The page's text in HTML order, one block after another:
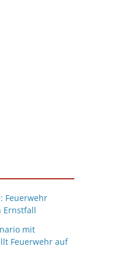
Feuerwehr
Ernstfall
mit
Feuerwehr auf